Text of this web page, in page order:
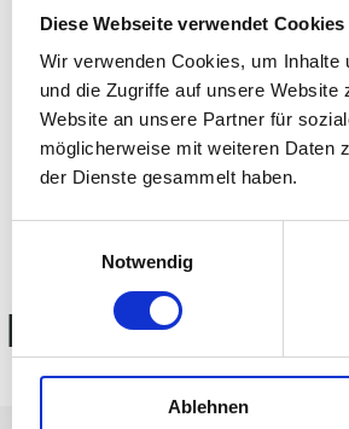
Diese Webseite verwendet Cookies
Wir verwenden Cookies, um Inhalte
und die Zugriffe auf unsere
Website an unsere Partner für
möglicherweise mit weiteren Daten
der Dienste gesammelt haben.
Notwendig
Ablehnen